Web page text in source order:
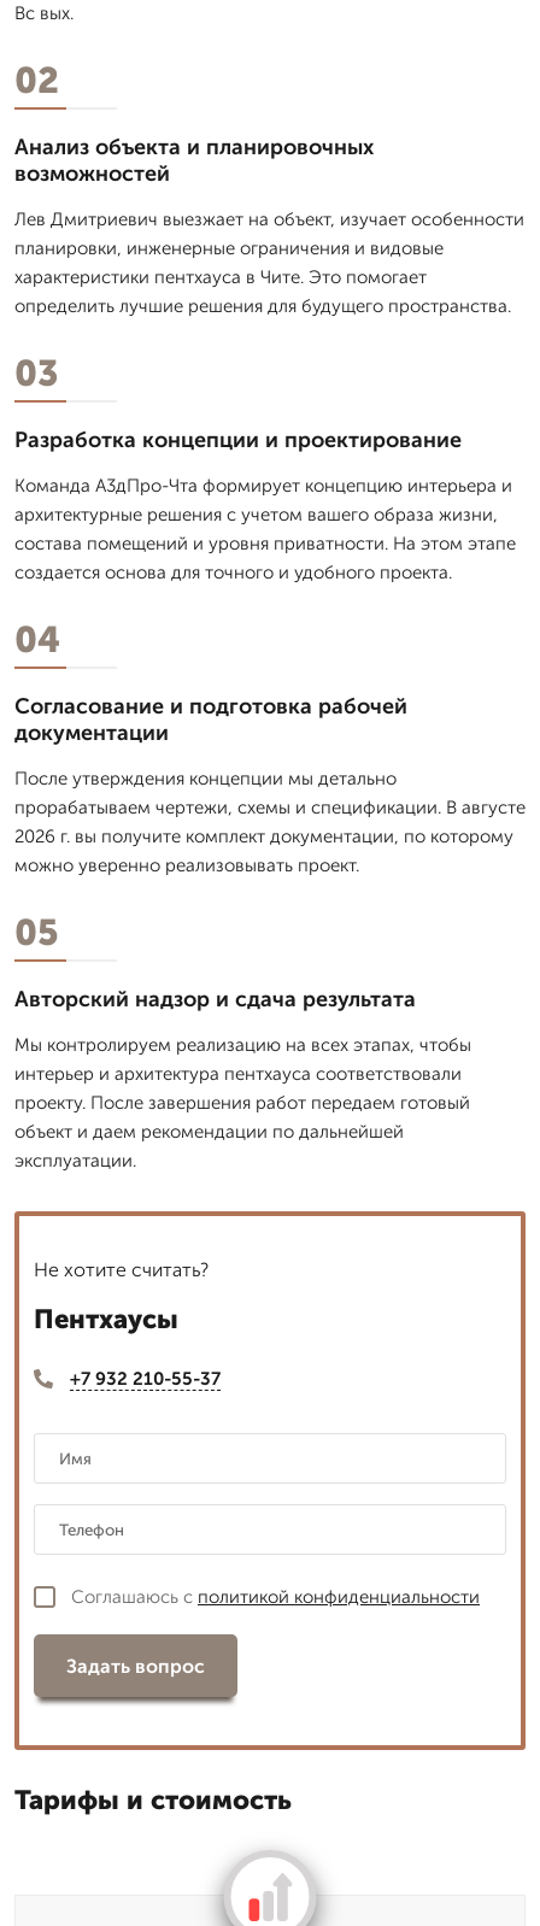
Вс вых.
02
Анализ объекта и планировочных
возможностей
Лев Дмитpиевич выезжает на объект, изучает особенности
планировки, инженерные ограничения и видовые
характеристики пентхауса в Чите. Это помогает
определить лучшие решения для будущего пространства.
03
Разработка концепции и проектирование
Команда А3дПро-Чта формирует концепцию интерьера и
архитектурные решения с учетом вашего образа жизни,
состава помещений и уровня приватности. На этом этапе
создается основа для точного и удобного проекта.
04
Согласование и подготовка рабочей
документации
После утверждения концепции мы детально
прорабатываем чертежи, схемы и спецификации. В августе
2026 г. вы получите комплект документации, по которому
можно уверенно реализовывать проект.
05
Авторский надзор и сдача результата
Мы контролируем реализацию на всех этапах, чтобы
интерьер и архитектура пентхауса соответствовали
проекту. После завершения работ передаем готовый
объект и даем рекомендации по дальнейшей
эксплуатации.
Не хотите считать?
Пентхаусы
+7 932 210-55-37
Соглашаюсь с политикой конфиденциальности
Задать вопрос
Тарифы и стоимость